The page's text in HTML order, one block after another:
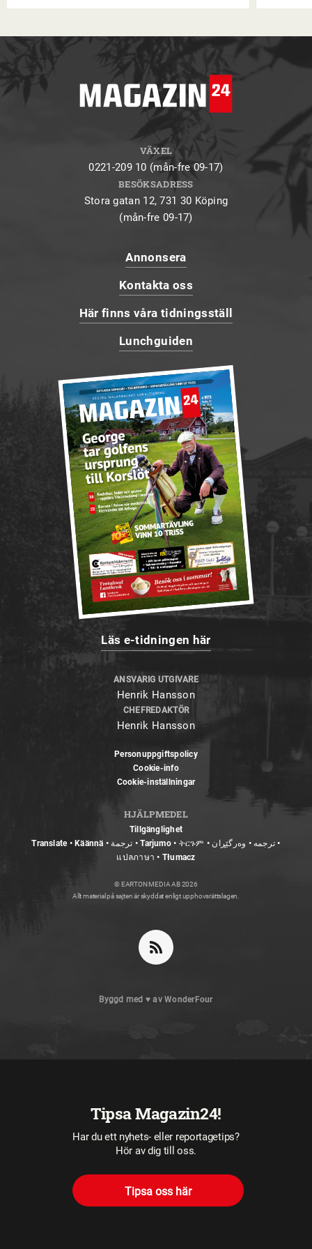
VÄXEL
0221-209 10 (mån-fre 09-17)
BESÖKSADRESS
Stora gatan 12, 731 30 Köping
(mån-fre 09-17)
Annonsera
Kontakta oss
Här finns våra tidningsställ
Lunchguiden
Läs e-tidningen här
ANSVARIG UTGIVARE
Henrik Hansson
CHEFREDAKTÖR
Henrik Hansson
Personuppgiftspolicy
Cookie-info
Cookie-inställningar
HJÄLPMEDEL
Tillgänglighet
Translate • Käännä • ترجمة • Tarjumo • ትርጉም • ترجمه • وەرگێڕان •
แปลภาษา • Tłumacz
© EARTON MEDIA AB 2026
Allt material på sajten är skyddat enligt upphovsrättslagen.
Byggd med ♥ avWonderFour
Tipsa Magazin24!
Har du ett nyhets- eller reportagetips?
Hör av dig till oss.
Tipsa oss här